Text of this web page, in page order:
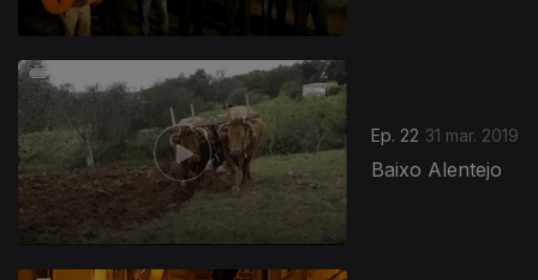
Ep. 22 31 mar. 2019
Baixo Alentejo